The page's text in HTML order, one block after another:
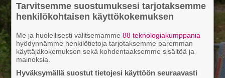
Tarvitsemme suostumuksesi tarjotaksemme
henkilökohtaisen käyttökokemuksen
Me ja huolellisesti valitsemamme88 teknologiakumppania
hyödynnämme henkilötietoja tarjotaksemme paremman
käyttäjäkokemuksen sekä kohdentaaksemme sisältöä ja
mainoksia.
Hyväksymällä suostut tietojesi käyttöön seuraavasti